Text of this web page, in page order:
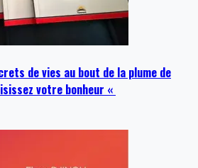
de vies au bout de la plume de
votre bonheur «